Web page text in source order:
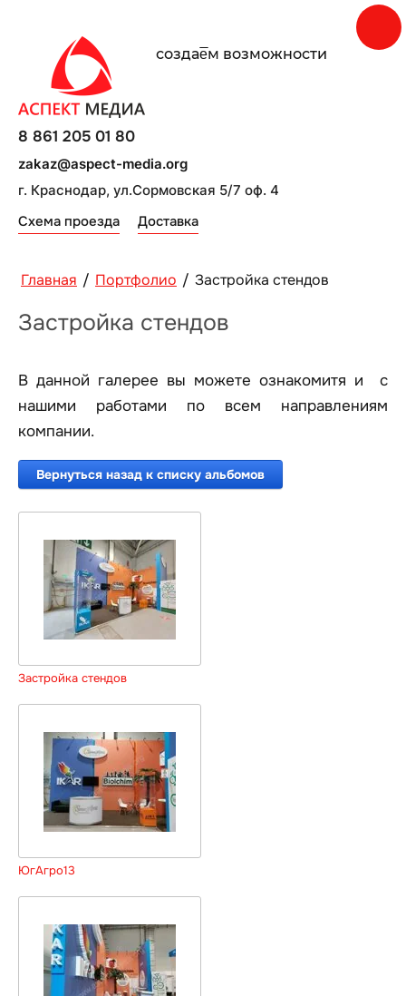
создаe̅м возможности
г. Краснодар, ул.Сормовская 5/7 оф. 4
Схема проезда Доставка
8 861 205 01 80
zakaz@aspect-media.org
Главная / Портфолио / Застройка стендов
Застройка стендов
В данной галерее вы можете ознакомитя и с
нашими работами по всем направлениям
компании.
Вернуться назад к списку альбомов
Застройка стендов
ЮгАгро13